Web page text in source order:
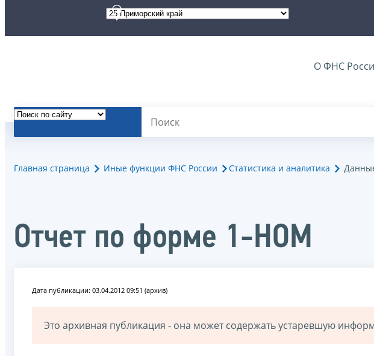
О ФНС
Главная страница Иные функции ФНС России Статистика и аналитика
Отчет по форме 1-НОМ
Дата публикации: 03.04.2012 09:51 (архив)
Это архивная публикация - она может содержать устаревшую